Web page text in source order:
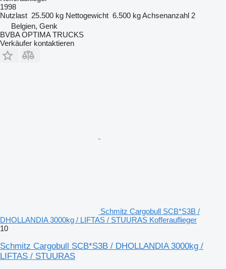
1998
Nutzlast 25.500 kg Nettogewicht 6.500 kgAchsenanzahl 2
Belgien, Genk
BVBA OPTIMA TRUCKS
Verkäufer kontaktieren
Schmitz Cargobull SCB*S3B /
DHOLLANDIA 3000kg / LIFTAS / STUURAS Kofferauflieger
10
Schmitz Cargobull SCB*S3B / DHOLLANDIA 3000kg /
LIFTAS / STUURAS